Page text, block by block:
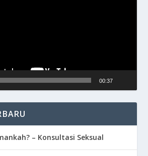
00:37
– Konsultasi Seksual